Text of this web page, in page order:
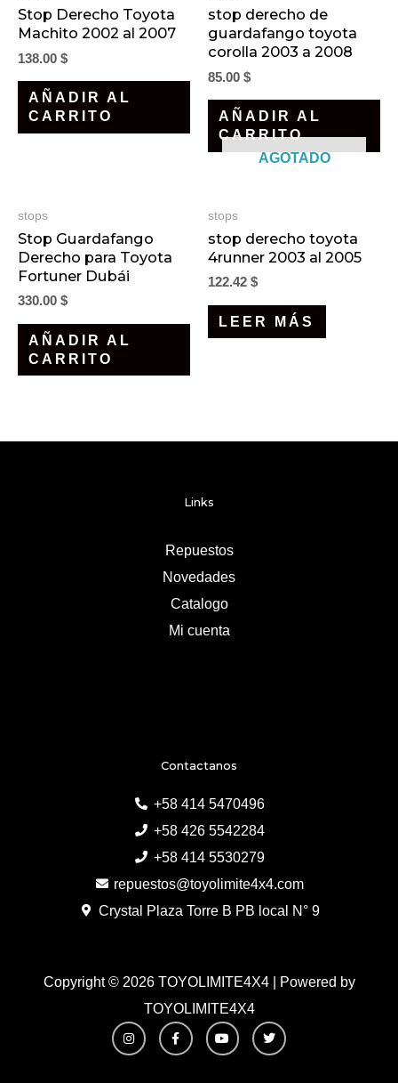
Stop Derecho Toyota
Machito 2002 al 2007
138.00 $
AÑADIR AL
CARRITO
stop derecho de
guardafango toyota
corolla 2003 a 2008
85.00 $
AÑADIR AL
CARRITO
stops
Stop Guardafango
Derecho para Toyota
Fortuner Dubái
330.00 $
AÑADIR AL
CARRITO
AGOTADO
stops
stop derecho toyota
4runner 2003 al 2005
122.42 $
LEER MÁS
Contactanos
+58 414 5470496
+58 426 5542284
+58 414 5530279
repuestos@toyolimite4x4.com
Crystal Plaza Torre B PB local N° 9
Links
Repuestos
Novedades
Catalogo
Mi cuenta
Copyright © 2026 TOYOLIMITE4X4 | Powered by
TOYOLIMITE4X4
I
n
s
F
a
c
Y
o
u
T
w
i